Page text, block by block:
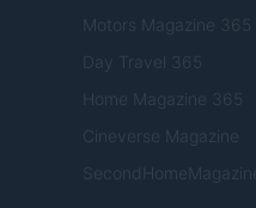
Motors Magazine 365
Day Travel 365
Home Magazine 365
Cineverse Magazine
SecondHomeMagazine